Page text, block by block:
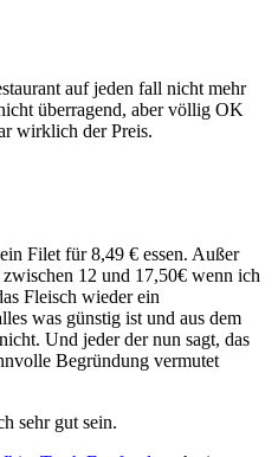
auf jeden fall nicht mehr
überragend, aber völlig OK
wirklich der Preis.
Filet für 8,49 € essen. Außer
12 und 17,50€ wenn ich
Fleisch wieder ein
was günstig ist und aus dem
Und jeder der nun sagt, das
Begründung vermutet
sehr gut sein.